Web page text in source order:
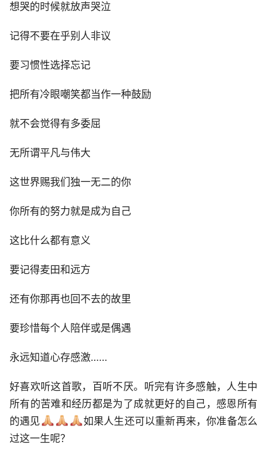
想哭的时候就放声哭泣
记得不要在乎别人非议
要习惯性选择忘记
把所有冷眼嘲笑都当作一种鼓励
就不会觉得有多委屈
无所谓平凡与伟大
这世界赐我们独一无二的你
你所有的努力就是成为自己
这比什么都有意义
要记得麦田和远方
还有你那再也回不去的故里
要珍惜每个人陪伴或是偶遇
永远知道心存感激……
好喜欢听这首歌，百听不厌。听完有许多感触，人生中
所有的苦难和经历都是为了成就更好的自己，感恩所有
的遇见
如果人生还可以重新再来，你准备怎么
过这一生呢？